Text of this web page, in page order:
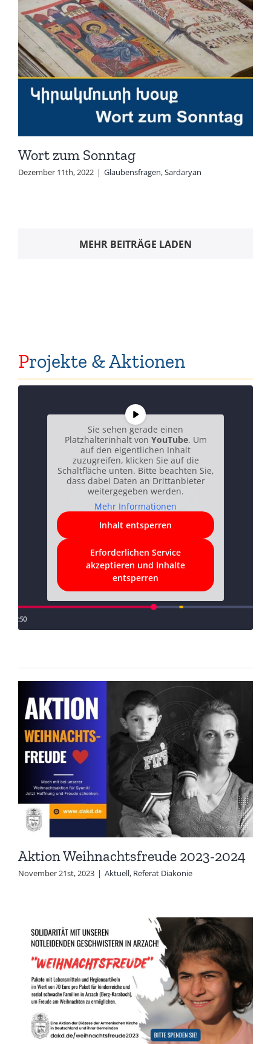
Wort zum Sonntag
Dezember 11th, 2022 | Glaubensfragen,Sardaryan
MEHR BEITRÄGE LADEN
Projekte & Aktionen
Sie sehen gerade einen
Platzhalterinhalt von YouTube. Um
auf den eigentlichen Inhalt
zuzugreifen, klicken Sie auf die
Schaltfläche unten. Bitte beachten Sie,
dass dabei Daten an Drittanbieter
weitergegeben werden.
Mehr Informationen
Inhalt entsperren
Erforderlichen Service
akzeptieren und Inhalte
entsperren
Aktion Weihnachtsfreude 2023-2024
November 21st, 2023 | Aktuell, Referat Diakonie